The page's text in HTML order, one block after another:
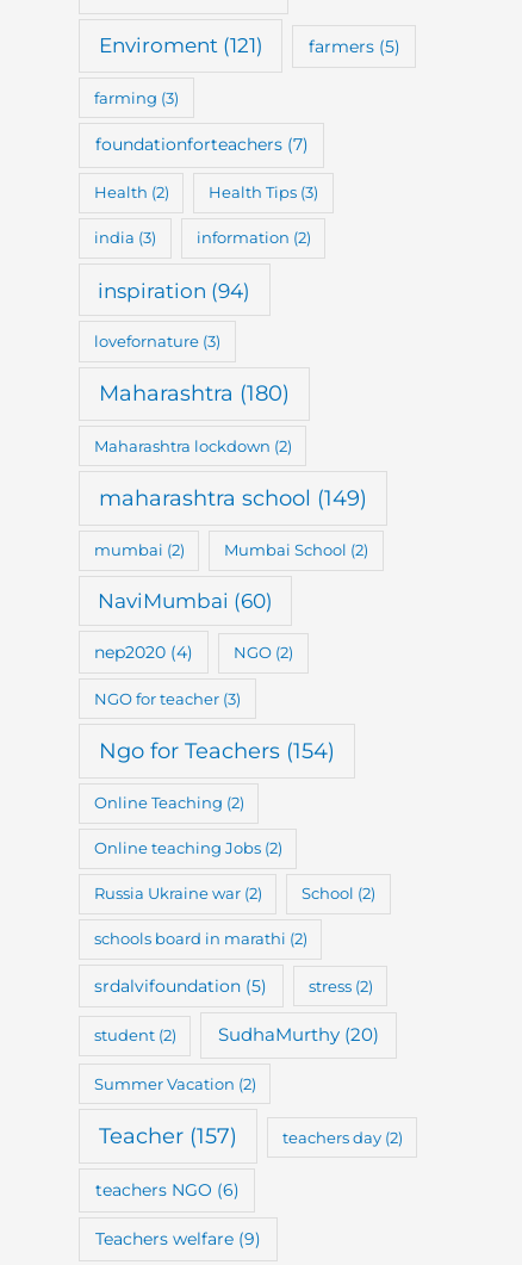
Enviroment(121) farmers(5)
farming (3)
foundationforteachers(7)
Health (2) Health Tips (3)
india (3) information (2)
inspiration (94)
lovefornature(3)
Maharashtra (180)
Maharashtra lockdown (2)
maharashtra school (149)
mumbai (2) Mumbai School (2)
NaviMumbai (60)
nep2020 (4) NGO (2)
NGO for teacher(3)
Ngo for Teachers(154)
Online Teaching (2)
Online teaching Jobs(2)
Russia Ukraine war(2) School (2)
schools board in marathi (2)
srdalvifoundation (5) stress(2)
student(2) SudhaMurthy (20)
Summer Vacation (2)
Teacher(157) teachers day(2)
teachers NGO (6)
Teachers welfare(9)